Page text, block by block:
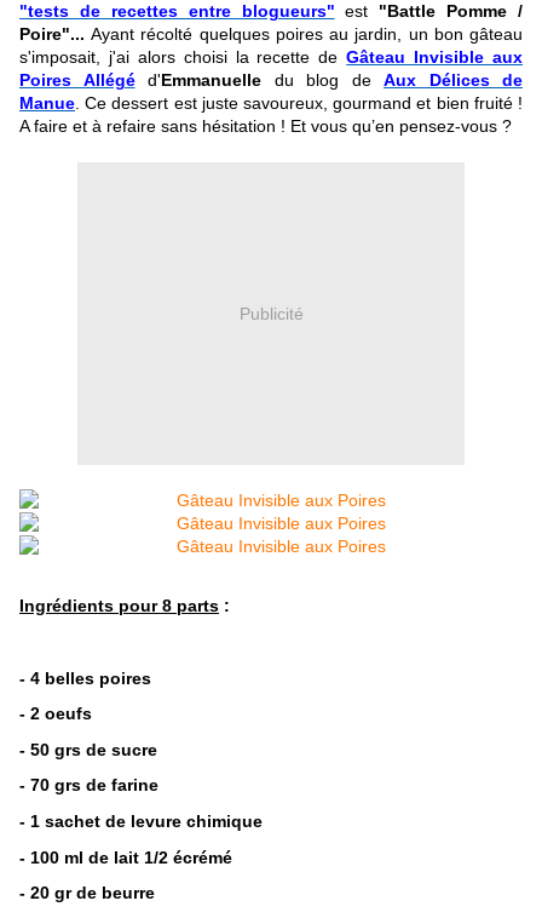
"tests de recettes entre blogueurs" est "Battle Pomme /
Poire"... Ayant récolté quelques poires au jardin, un bon gâteau
s'imposait, j'ai alors choisi la recette deGâteau Invisible aux
Poires Allégéd'Emmanuelle du blog de Aux Délices de
Manue .Ce dessert est juste savoureux, gourmand et bien fruité !
A faire et à refaire sans hésitation ! Et vous qu’en pensez-vous ?
Publicité
Ingrédients pour 8 parts :
- 4 belles poires
- 2 oeufs
- 50 grs de sucre
- 70 grs de farine
- 1 sachet de levure chimique
- 100 ml de lait 1/2 écrémé
- 20 gr de beurre